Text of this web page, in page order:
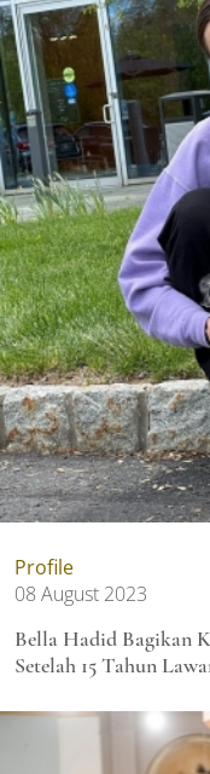
Profile
08 August 2023
Bella Hadid Bagikan
Setelah 15 Tahun